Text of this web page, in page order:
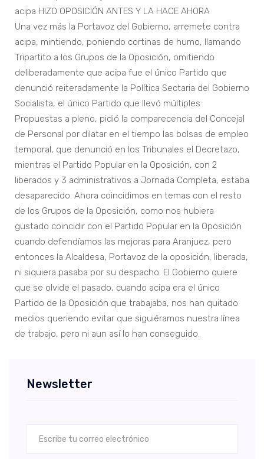
acipa HIZO OPOSICIÓN ANTES Y LA HACE AHORA
Una vez más la Portavoz del Gobierno, arremete contra
acipa, mintiendo, poniendo cortinas de humo, llamando
Tripartito a los Grupos de la Oposición, omitiendo
deliberadamente que acipa fue el único Partido que
denunció reiteradamente la Política Sectaria del Gobierno
Socialista, el único Partido que llevó múltiples
Propuestas a pleno, pidió la comparecencia del Concejal
de Personal por dilatar en el tiempo las bolsas de empleo
temporal, que denunció en los Tribunales el Decretazo,
mientras el Partido Popular en la Oposición, con 2
liberados y 3 administrativos a Jornada Completa, estaba
desaparecido. Ahora coincidimos en temas con el resto
de los Grupos de la Oposición, como nos hubiera
gustado coincidir con el Partido Popular en la Oposición
cuando defendíamos las mejoras para Aranjuez, pero
entonces la Alcaldesa, Portavoz de la oposición, liberada,
ni siquiera pasaba por su despacho. El Gobierno quiere
que se olvide el pasado, cuando acipa era el único
Partido de la Oposición que trabajaba, nos han quitado
medios queriendo evitar que siguiéramos nuestra línea
de trabajo, pero ni aun así lo han conseguido.
Newsletter